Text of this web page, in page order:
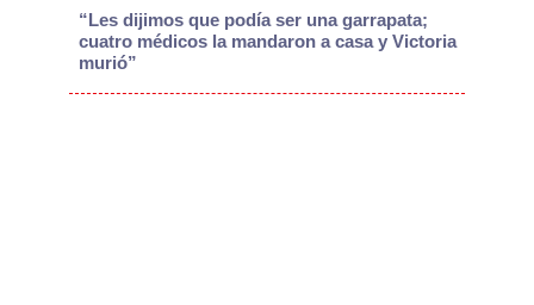
“Les dijimos que podía ser una garrapata;
cuatro médicos la mandaron a casa y Victoria
murió”